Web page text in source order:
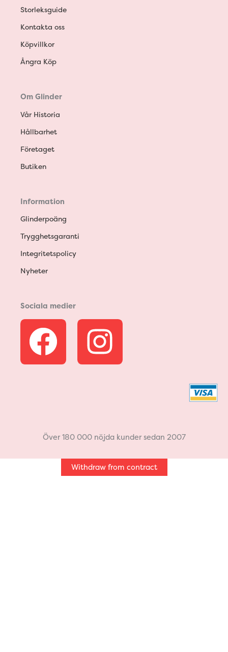
Storleksguide
Kontakta oss
Köpvillkor
Ångra Köp
Om Glinder
Vår Historia
Hållbarhet
Företaget
Butiken
Information
Glinderpoäng
Trygghetsgaranti
Integritetspolicy
Nyheter
Sociala medier
F
a
b
o
I
n
a
g
Över 180 000 nöjda kunder sedan 2007
Withdraw from contract